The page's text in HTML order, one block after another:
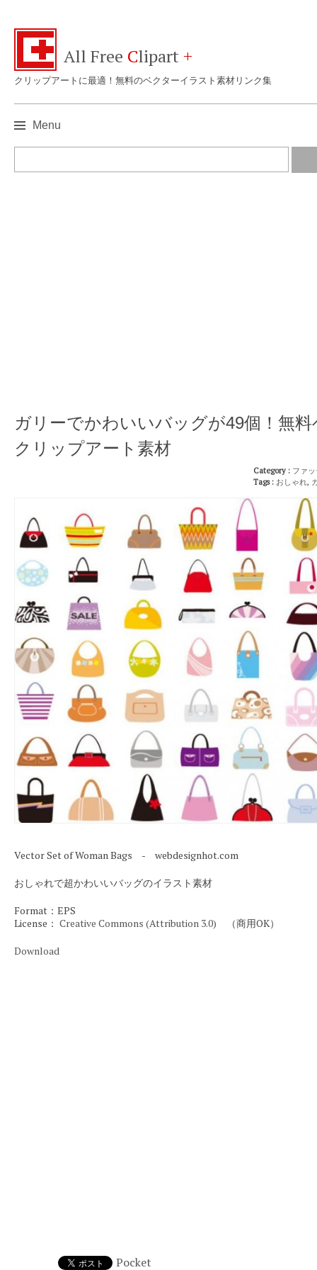
All Free Clipart +
クリップアートに最適！無料のベクターイラスト素材リンク集
Menu
ガリーでかわいいバッグが49個！無
クリップアート素材
Category : ファ
Tags : おしゃれ,
Vector Set of Woman Bags - webdesignhot.com
おしゃれで超かわいいバッグのイラスト素材
Format：EPS
License： Creative Commons (Attribution 3.0) （商用OK）
Download
Pocket